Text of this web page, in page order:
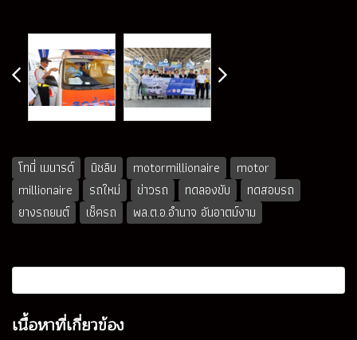
โทนี่ เมนารด์ มิชลิน motormillionaire
motor
millionaire
รถใหม่ ข่าวรถ ทดลองขับ
ทดสอบรถ
ยางรถยนต์
เช็ครถ พล.ต.อ.อำนาจ อันอาตม์งาม
เนื้อหาที่เกี่ยวข้อง